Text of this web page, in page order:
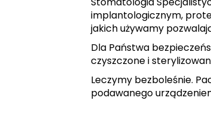
implantologicznym,
jakich używamy
Dla Państwa
czyszczone i
Leczymy bezboleśnie.
podawanego